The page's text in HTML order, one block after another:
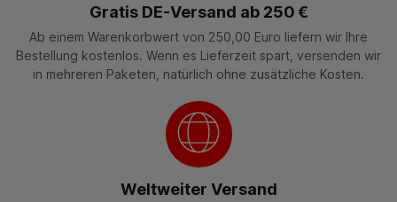
Gratis DE-Versand ab 250 €
Ab einem Warenkorbwert von 250,00 Euro liefern wir Ihre
Bestellung kostenlos. Wenn es Lieferzeit spart, versenden wir
in mehreren Paketen, natürlich ohne zusätzliche Kosten.
Weltweiter Versand